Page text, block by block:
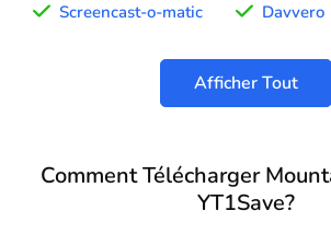
Screencast-o-matic Davvero
Afficher Tout
Comment Télécharger
YT1Save?